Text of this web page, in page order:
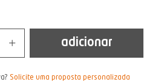
adicionar
Solicite uma proposta personalizada